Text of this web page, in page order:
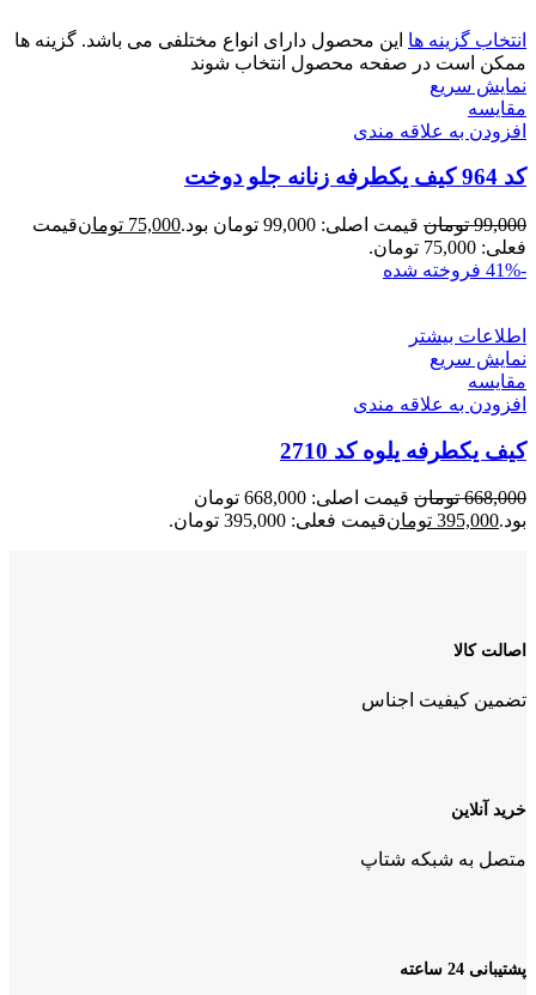
انتخاب گزینه ها این محصول دارای انواع مختلفی می باشد. گزینه ها
ممکن است در صفحه محصول انتخاب شوند
نمایش سریع
مقايسه
افزودن به علاقه مندی
کد 964 کیف یکطرفه زنانه جلو دوخت
99,000 تومان قیمت اصلی: 99,000 تومان بود. 75,000 تومانقیمت
فعلی: 75,000 تومان.
-41%
فروخته شده
اطلاعات بیشتر
نمایش سریع
مقايسه
افزودن به علاقه مندی
کیف یکطرفه یلوه کد 2710
668,000 تومان
قیمت اصلی: 668,000 تومان
بود.395,000 تومانقیمت فعلی: 395,000 تومان.
اصالت کالا
تضمین کیفیت اجناس
خرید آنلاین
متصل به شبکه شتاپ
پشتیبانی 24 ساعته